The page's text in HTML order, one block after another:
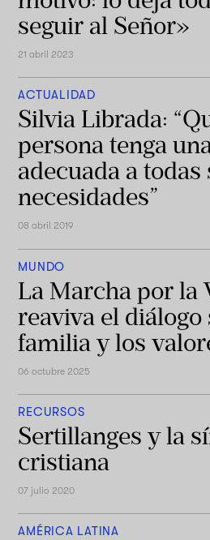
seguir al Señor»
21 abril 2023
ACTUALIDAD
Silvia Librada:
persona tenga
adecuada a todas
necesidades”
08 abril 2019
MUNDO
La Marcha por la
reaviva el diálogo
familia y los
06 octubre 2025
RECURSOS
Sertillanges y la
cristiana
07 julio 2020
AMÉRICA LATINA